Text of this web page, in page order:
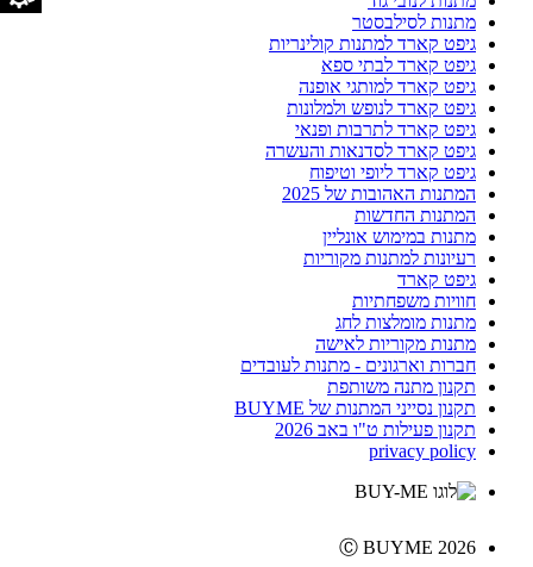
מתנות לסילבסטר
גיפט קארד למתנות קולינריות
גיפט קארד לבתי ספא
גיפט קארד למותגי אופנה
גיפט קארד לנופש ולמלונות
גיפט קארד לתרבות ופנאי
גיפט קארד לסדנאות והעשרה
גיפט קארד ליופי וטיפוח
המתנות האהובות של 2025
המתנות החדשות
מתנות במימוש אונליין
רעיונות למתנות מקוריות
גיפט קארד
חוויות משפחתיות
מתנות מומלצות לחג
מתנות מקוריות לאישה
חברות וארגונים - מתנות לעובדים
תקנון מתנה משותפת
תקנון נסייני המתנות של BUYME
תקנון פעילות ט"ו באב 2026
privacy policy
Ⓒ BUYME 2026